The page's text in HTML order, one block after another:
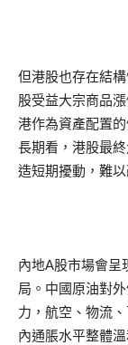
但港股也存在結
股受益大宗商品
港作為資產配置
長期看，港股最
造短期擾動，難
內地A股市場會呈
局。中國原油對
力，航空、物流
內通脹水平整體